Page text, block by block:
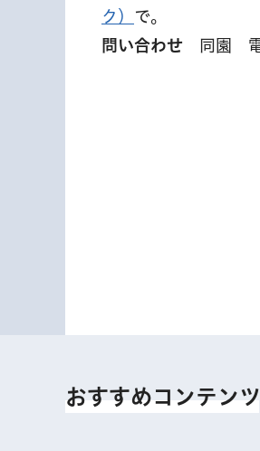
ク）
で。
問い合わせ 同園 電
おすすめコンテンツ